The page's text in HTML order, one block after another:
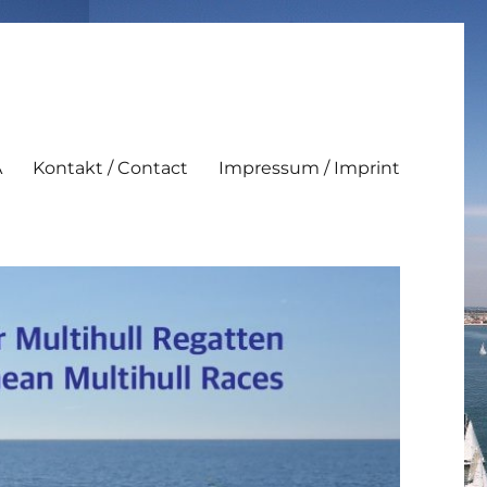
Kontakt / Contact Impressum / Imprint